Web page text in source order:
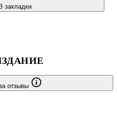
В закладки
отзывы